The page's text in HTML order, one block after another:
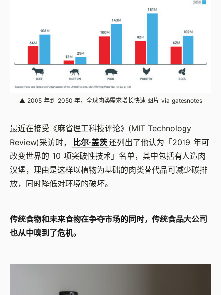
▲ 2005 年到 2050 年，全球肉类需求增长快速 图片 via gatesnotes
最近在接受《麻省理工科技评论》 (MIT Technology
Review)采访时， 比尔·盖茨 还列出了他认为「2019 年可
改变世界的 10 项突破性技术」名单，其中包括有人造肉
汉堡，理由是这样以植物为基础的肉类替代品可减少碳排
放，同时降低对环境的破坏。
传统食物和未来食物在争夺市场的同时，传统食品大公司
也从中嗅到了危机。